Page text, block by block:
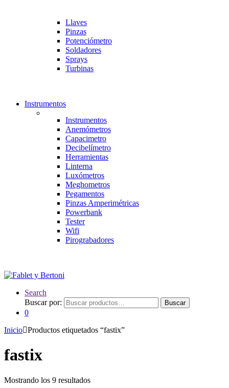
Llaves
Pinzas
Potenciómetro
Soldadores
Sprays
Turbinas
Instrumentos
Instrumentos
Anemómetros
Capacimetro
Decibelímetro
Herramientas
Linterna
Luxómetros
Meghometros
Pegamentos
Pinzas Amperimétricas
Powerbank
Tester
Wifi
Pirograbadores
Search
Buscar por:
Buscar
0
Inicio Productos etiquetados “fastix”
fastix
Mostrando los 9 resultados